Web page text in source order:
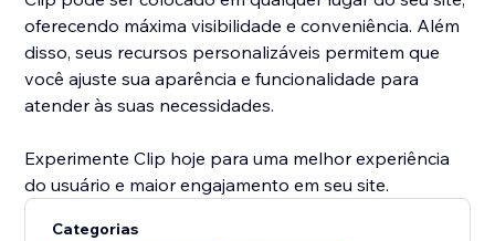
oferecendo máxima visibilidade e conveniência. Além
disso, seus recursos personalizáveis permitem que
você ajuste sua aparência e funcionalidade para
atender às suas necessidades.
Experimente Clip hoje para uma melhor experiência
do usuário e maior engajamento em seu site.
Categorias